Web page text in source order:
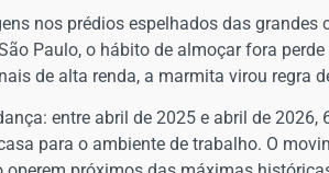
nos prédios espelhados das
Paulo, o hábito de almoçar fora
de alta renda, a marmita virou regra
entre abril de 2025 e abril de
para o ambiente de trabalho. O